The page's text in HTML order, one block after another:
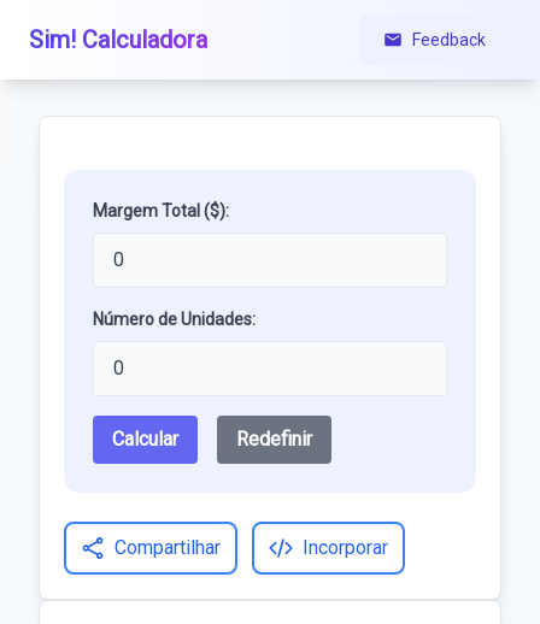
Sim! Calculadora Feedback
Margem Total ($):
Número de Unidades:
Calcular Redefinir
Compartilhar Incorporar